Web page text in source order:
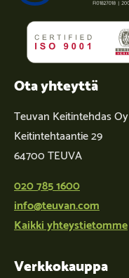
Ota yhteyttä
Teuvan Keitintehdas Oy
Keitintehtaantie 29
64700 TEUVA
020 785 1600
info@teuvan.com
Kaikki yhteystietomme
Verkkokauppa